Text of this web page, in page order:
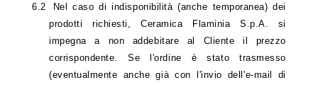
6.2
Nel caso di indisponibilità (anche temporanea) dei
prodotti richiesti, Ceramica Flaminia S.p.A. si
impegna a non addebitare al Cliente il prezzo
corrispondente. Se l'ordine è stato trasmesso
(eventualmente anche già con l'invio dell'e-mail di